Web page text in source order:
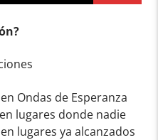
Ondas de Esperanza
lugares donde nadie
lugares ya alcanzados